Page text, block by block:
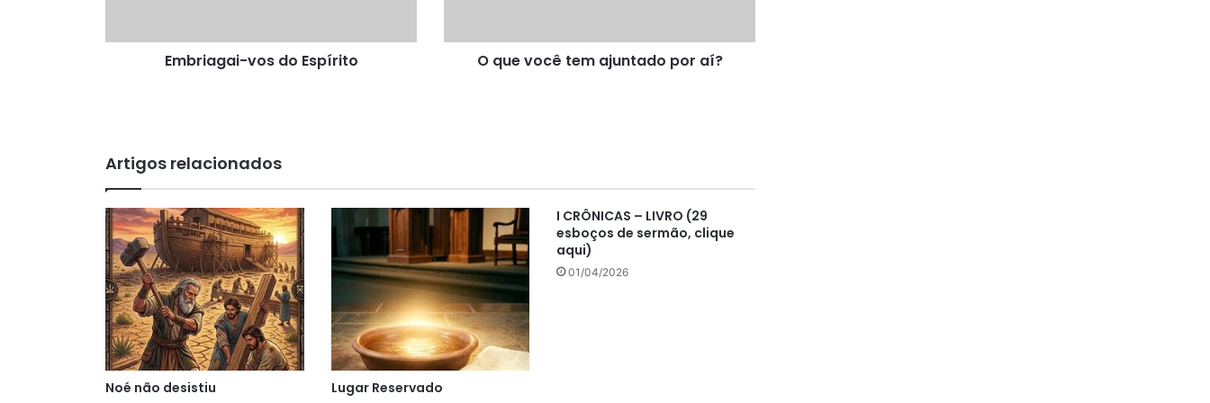
Embriagai-vos do Espírito O que você tem ajuntado por aí?
Artigos relacionados
Noé não desistiu Lugar Reservado
I CRÔNICAS – LIVRO (29
esboços de sermão, clique
aqui)
01/04/2026